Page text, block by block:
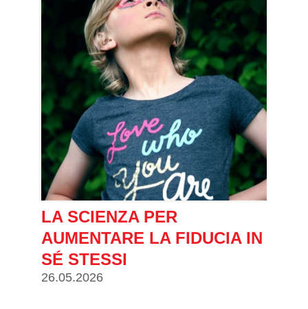
LA SCIENZA PER
AUMENTARE LA FIDUCIA IN
SÉ STESSI
26.05.2026